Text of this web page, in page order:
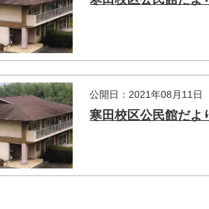
公開日：2021年08月11日
寒田校区公民館だよ